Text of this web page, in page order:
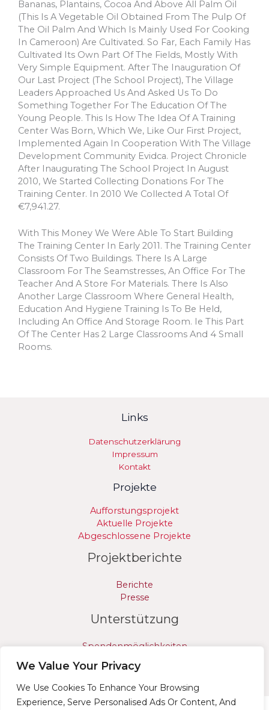
We Value Your Privacy
We Use Cookies To Enhance Your Browsing
Experience, Serve Personalised Ads Or Content, And
Bananas, Plantains, Cocoa And Above All Palm Oil
(this Is A Vegetable Oil Obtained From The Pulp Of
The Oil Palm And Which Is Mainly Used For Cooking
In Cameroon) Are Cultivated. So Far, Each Family Has
Cultivated Its Own Part Of The Fields, Mostly With
Very Simple Equipment. After The Inauguration Of
Our Last Project (the School Project), The Village
Leaders Approached Us And Asked Us To Do
Something Together For The Education Of The
Young People. This Is How The Idea Of A Training
Center Was Born, Which We, Like Our First Project,
Implemented Again In Cooperation With The Village
Development Community Evidca. Project Chronicle
After Inaugurating The School Project In August
2010, We Started Collecting Donations For The
Training Center. In 2010 We Collected A Total Of
€7,941.27.
With This Money We Were Able To Start Building
The Training Center In Early 2011. The Training Center
Consists Of Two Buildings. There Is A Large
Classroom For The Seamstresses, An Office For The
Teacher And A Store For Materials. There Is Also
Another Large Classroom Where General Health,
Education And Hygiene Training Is To Be Held,
Including An Office And Storage Room. Ie This Part
Of The Center Has 2 Large Classrooms And 4 Small
Rooms.
Links
Datenschutzerklärung
Impressum
Kontakt
Projekte
Aufforstungsprojekt
Aktuelle Projekte
Abgeschlossene Projekte
Projektberichte
Berichte
Presse
Unterstützung
Spendenmöglichkeiten
Freiwilligenarbeit
Partnerschaften